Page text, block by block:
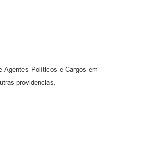
Agentes Políticos e Cargos em
providencias.